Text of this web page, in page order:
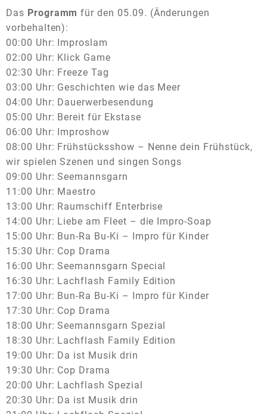
Das Programm für den 05.09. (Änderungen
vorbehalten):
00:00 Uhr: Improslam
02:00 Uhr: Klick Game
02:30 Uhr: Freeze Tag
03:00 Uhr: Geschichten wie das Meer
04:00 Uhr: Dauerwerbesendung
05:00 Uhr: Bereit für Ekstase
06:00 Uhr: Improshow
08:00 Uhr: Frühstücksshow – Nenne dein Frühstück,
wir spielen Szenen und singen Songs
09:00 Uhr: Seemannsgarn
11:00 Uhr: Maestro
13:00 Uhr: Raumschiff Enterbrise
14:00 Uhr: Liebe am Fleet – die Impro-Soap
15:00 Uhr: Bun-Ra Bu-Ki – Impro für Kinder
15:30 Uhr: Cop Drama
16:00 Uhr: Seemannsgarn Special
16:30 Uhr: Lachflash Family Edition
17:00 Uhr: Bun-Ra Bu-Ki – Impro für Kinder
17:30 Uhr: Cop Drama
18:00 Uhr: Seemannsgarn Spezial
18:30 Uhr: Lachflash Family Edition
19:00 Uhr: Da ist Musik drin
19:30 Uhr: Cop Drama
20:00 Uhr: Lachflash Spezial
20:30 Uhr: Da ist Musik drin